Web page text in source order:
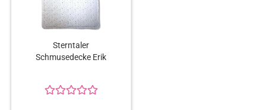
Sterntaler
Schmusedecke Erik